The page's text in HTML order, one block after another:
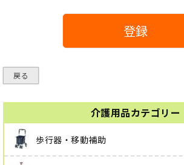
介護用品カテゴリー
歩行器・移動補助
登録
戻る